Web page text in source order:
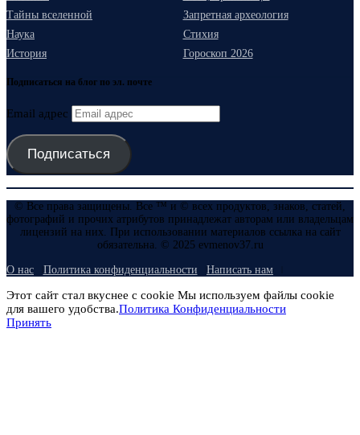
Тайны вселенной
Запретная археология
Наука
Стихия
История
Гороскоп 2026
Подписаться на блог по эл. почте
Email адрес
Подписаться
© Все права защищены. Все ™ и © всех продуктов, знаков, статей,
фотографий и прочих атрибутов принадлежат авторам или владельцам
лицензий на них. При использовании материалов ссылка на сайт
обязательна. © 2025 evmenov37.ru
О нас Политика конфиденциальности Написать нам
Этот сайт стал вкуснее с cookie Мы используем файлы cookie
для вашего удобства.Политика Конфиденциальности
Принять